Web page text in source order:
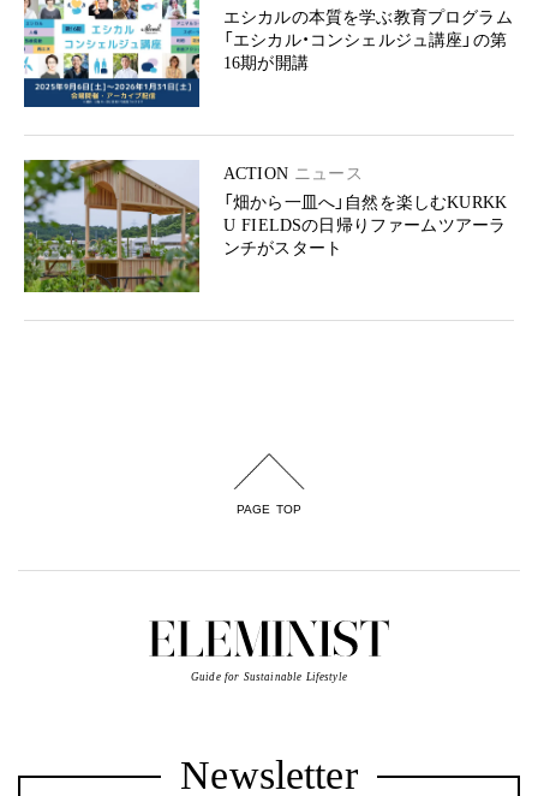
エシカルの本質を学ぶ教育プログラム
「エシカル・コンシェルジュ講座」の第
16期が開講
ACTION ニュース
「畑から一皿へ」自然を楽しむKURKK
U FIELDSの日帰りファームツアーラ
ンチがスタート
PAGE TOP
Guide for Sustainable Lifestyle
Newsletter